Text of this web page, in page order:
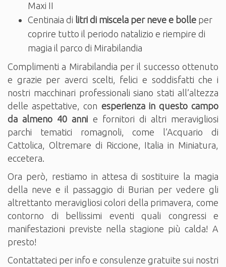
Maxi II
Centinaia di litri di miscela per neve e bolle per
coprire tutto il periodo natalizio e riempire di
magia il parco di Mirabilandia
Complimenti a Mirabilandia per il successo ottenuto
e grazie per averci scelti, felici e soddisfatti che i
nostri macchinari professionali siano stati all’altezza
delle aspettative, con esperienza in questo campo
da almeno 40 anni e fornitori di altri meravigliosi
parchi tematici romagnoli, come l’Acquario di
Cattolica, Oltremare di Riccione, Italia in Miniatura,
eccetera.
Ora però, restiamo in attesa di sostituire la magia
della neve e il passaggio di Burian per vedere gli
altrettanto meravigliosi colori della primavera, come
contorno di bellissimi eventi quali congressi e
manifestazioni previste nella stagione più calda! A
presto!
Contattateci per info e consulenze gratuite sui nostri